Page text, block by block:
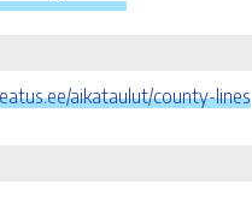
aikataulut/county-lines